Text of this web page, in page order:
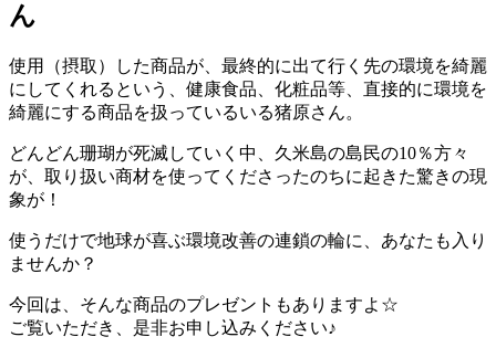
ん
使用（摂取）した商品が、最終的に出て行く先の環境を綺麗
にしてくれるという、健康食品、化粧品等、直接的に環境を
綺麗にする商品を扱っているいる猪原さん。
どんどん珊瑚が死滅していく中、久米島の島民の10％方々
が、取り扱い商材を使ってくださったのちに起きた驚きの現
象が！
使うだけで地球が喜ぶ環境改善の連鎖の輪に、あなたも入り
ませんか？
今回は、そんな商品のプレゼントもありますよ☆
ご覧いただき、是非お申し込みください♪